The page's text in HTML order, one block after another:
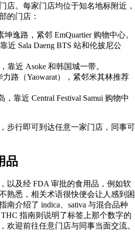
店。每家门店均位于知名地标附近，
的门店 ：
坤逸路，紧邻 EmQuartier 购物中心。
近 Sala Daeng BTS 站和伦披尼公
靠近 Asoke 和韩国城一带。
力路（Yaowarat），紧邻米其林推荐
，靠近 Central Festival Samui 购物中
步行即可到达任意一家门店，同事可
品
以及经 FDA 审批的食用品，例如软
熟悉，相关术语很快便会让人感到困
南介绍了 indica、sativa 与混合品种
THC 指南则说明了标签上那个数字的
欢迎前往任意门店与同事当面交流。